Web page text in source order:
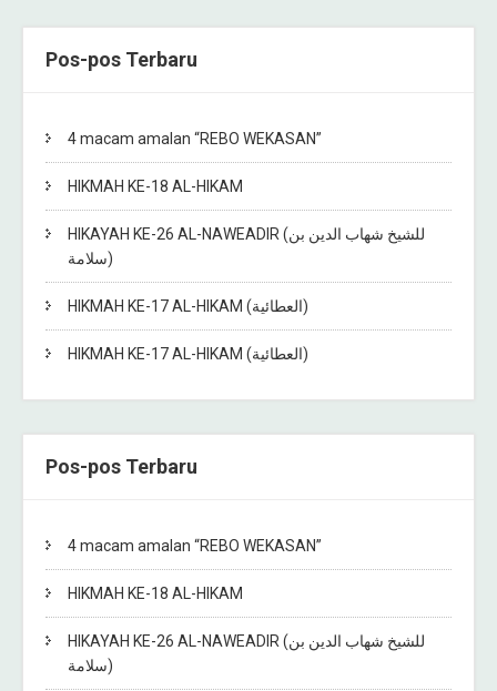
Pos-pos Terbaru
4 macam amalan “REBO WEKASAN”
HIKMAH KE-18 AL-HIKAM
HIKAYAH KE-26 AL-NAWEADIR (للشيخ شهاب الدين بن
سلامة)
HIKMAH KE-17 AL-HIKAM (العطائية)
HIKMAH KE-17 AL-HIKAM (العطائية)
Pos-pos Terbaru
4 macam amalan “REBO WEKASAN”
HIKMAH KE-18 AL-HIKAM
HIKAYAH KE-26 AL-NAWEADIR (للشيخ شهاب الدين بن
سلامة)